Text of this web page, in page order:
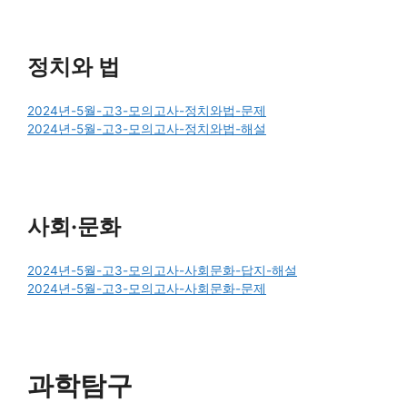
정치와 법
2024년-5월-고3-모의고사-정치와법-문제
2024년-5월-고3-모의고사-정치와법-해설
사회·문화
2024년-5월-고3-모의고사-사회문화-답지-해설
2024년-5월-고3-모의고사-사회문화-문제
과학탐구